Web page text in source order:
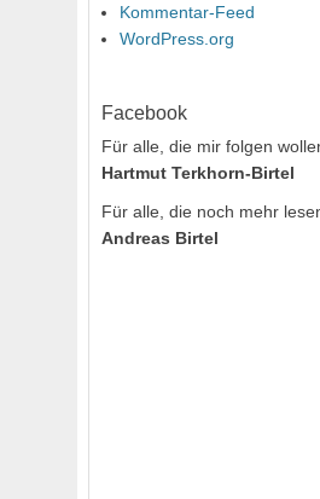
Kommentar-Feed
WordPress.org
Facebook
Für alle, die mir folgen
Hartmut Terkhorn-Birtel
Für alle, die noch mehr
Andreas Birtel